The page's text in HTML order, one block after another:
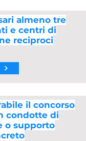
almeno tre
e centri di
reciproci
il concorso
condotte di
o supporto